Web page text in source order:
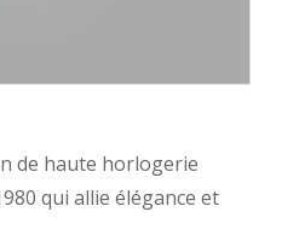
de haute horlogerie
qui allie élégance et